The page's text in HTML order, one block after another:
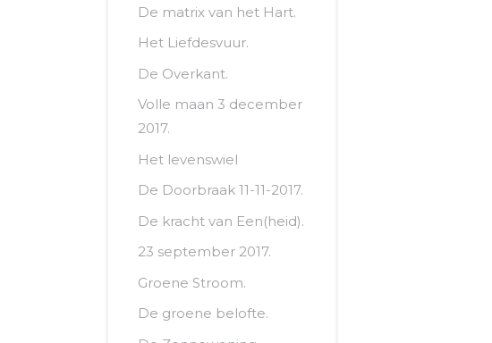
De matrix van het Hart.
Het Liefdesvuur.
De Overkant.
Volle maan 3 december
2017.
Het levenswiel
De Doorbraak 11-11-2017.
De kracht van Een(heid).
23 september 2017.
Groene Stroom.
De groene belofte.